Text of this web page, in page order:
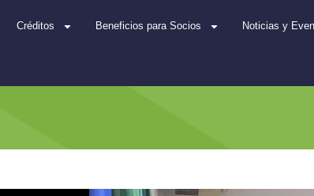
Créditos Beneficios para Socios Noticias y